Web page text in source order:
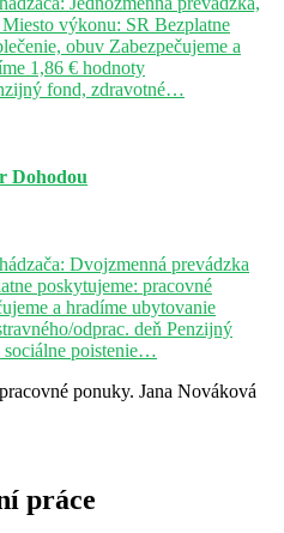
výkonu: SR Bezplatne
obuv Zabezpečujeme a
1,86 € hodnoty
fond, zdravotné…
Dohodou
Dvojzmenná prevádzka
poskytujeme: pracovné
a hradíme ubytovanie
odprac. deň Penzijný
sociálne poistenie…
ponuky. Jana Nováková
práce